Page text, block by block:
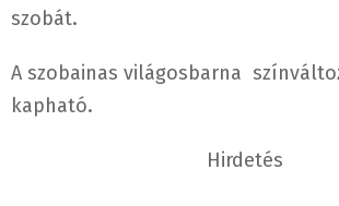
szobát.
A szobainas világosbarna
kapható.
Hirdetés